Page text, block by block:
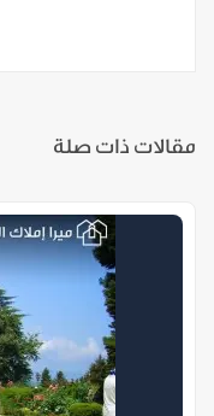
مقالات ذات صلة